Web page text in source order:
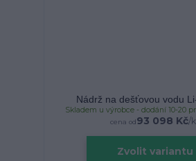
Nádrž na dešťovou vodu
cena od93 098 Kč/
Skladem u výrobce - dodání 10-20
Zvolit variantu